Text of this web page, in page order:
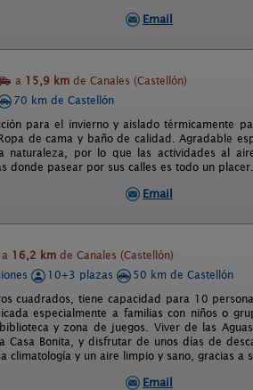
Email
a 15,9 km de Canales (Castellón)
70 km de Castellón
para el invierno y aislado térmicamente
de cama y baño de calidad. Agradable
naturaleza, por lo que las actividades al
donde pasear por sus calles es todo un placer.
Email
a 16,2 km de Canales (Castellón)
10+3 plazas
50 km de Castellón
cuadrados, tiene capacidad para 10
especialmente a familias con niños o
y zona de juegos. Viver de las
Casa Bonita, y disfrutar de unos días de
climatología y un aire limpio y sano, gracias a
Email